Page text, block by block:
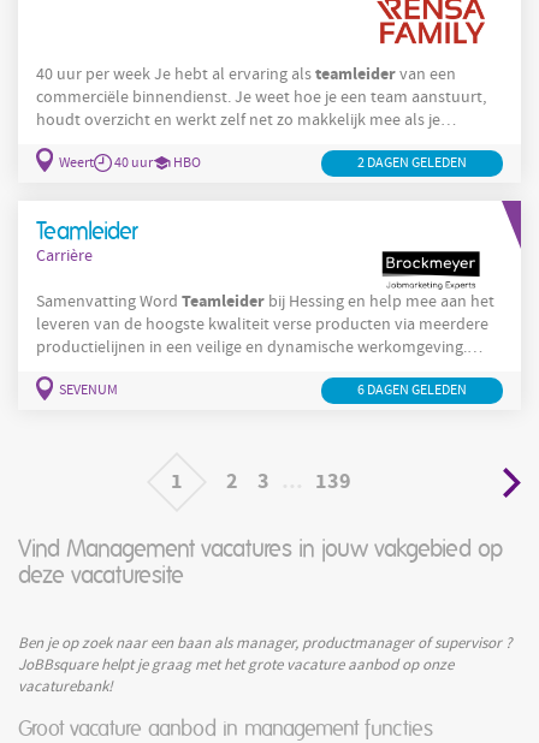
40 uur per week Je hebt al ervaring alsteamleidervan een
commerciële binnendienst. Je weet hoe je een team aanstuurt,
houdt overzicht en werkt zelf net zo makkelijk mee als je
collega's. Tegelijk merk je dat je toe bent aan een volgende stap.
Meer invloed. Meer verantwoordelijkheid. Zonder de praktijk los
naar een bredere commerciële
Weert 40 uur HBO 2 DAGEN GELEDEN
Teamleider
Carrière
Samenvatting Word Teamleider bij Hessing en help mee aan het
leveren van de hoogste kwaliteit verse producten via meerdere
productielijnen in een veilige en dynamische werkomgeving.
verantwoordelijk voor een efficiënte organisatie en een soepel
SEVENUM 6 DAGEN GELEDEN
1 2 3 139
Vind Management vacatures in jouw vakgebied op
deze vacaturesite
Ben je op zoek naar een baan als manager, productmanager of supervisor ?
JoBBsquare helpt je graag met het grote vacature aanbod op onze
vacaturebank!
Groot vacature aanbod in management functies